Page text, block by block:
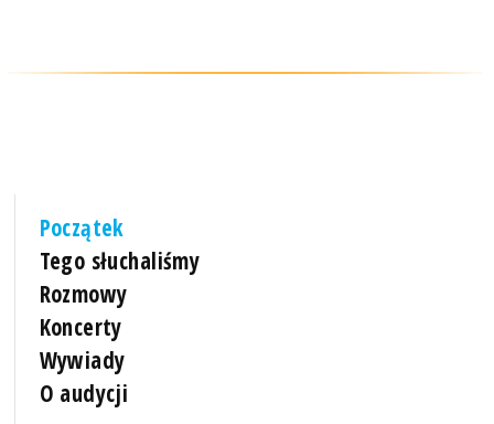
Początek
Tego słuchaliśmy
Rozmowy
Koncerty
Wywiady
O audycji